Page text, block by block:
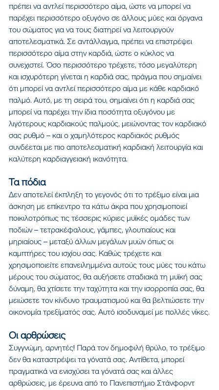
πρέπει να αντλεί περισσότερο αίμα, ώστε να μπορεί να
παρέχει περισσότερο οξυγόνο σε άλλους μύες και όργανα
του σώματος για να τους διατηρεί να λειτουργούν
αποτελεσματικά. Σε αντάλλαγμα, πρέπει να επιστρέψει
περισσότερο αίμα στην καρδιά, ώστε ο κύκλος να
συνεχιστεί. Όσο περισσότερο τρέχετε, τόσο μεγαλύτερη
και ισχυρότερη γίνεται η καρδιά σας, πράγμα που σημαίνει
ότι μπορεί να αντλεί περισσότερο αίμα με κάθε καρδιακό
παλμό. Αυτό, με τη σειρά του, σημαίνει ότι η καρδιά σας
μπορεί να παρέχει την ίδια ποσότητα οξυγόνου με
λιγότερους καρδιακούς παλμούς, μειώνοντας τον καρδιακό
σας ρυθμό – και ο χαμηλότερος καρδιακός ρυθμός
συνδέεται με πιο αποτελεσματική καρδιακή λειτουργία και
καλύτερη καρδιαγγειακή ικανότητα.
Τα πόδια
Δεν αποτελεί έκπληξη το γεγονός ότι το τρέξιμο είναι μια
άσκηση με επίκεντρο τα κάτω άκρα που χρησιμοποιεί
ποικιλοτρόπως τις τέσσερις κύριες μυϊκές ομάδες των
ποδιών – τετρακέφαλους, γάμπες, γλουτιαίους και
μηριαίους – μεταξύ άλλων μεγάλων μυών όπως οι
καμπτήρες του ισχίου σας. Καθώς τρέχετε και
χρησιμοποιείτε επανειλημμένα αυτούς τους μύες του κάτω
μέρους του σώματος, θα αυξήσετε σταδιακά τη μυϊκή σας
δύναμη, θα χτίσετε την ταχύτητα και την ισορροπία σας, θα
μειώσετε τον κίνδυνο τραυματισμού και θα βελτιώσετε την
οικονομία τρεξίματός σας. Αυτό ισοδυναμεί με πολλές νίκες.
Οι αρθρώσεις
Συγγνώμη, αρνητές! Παρά τον δημοφιλή θρύλο, το τρέξιμο
δεν θα καταστρέψει τα γόνατά σας. Αντίθετα, μπορεί
πραγματικά να ενισχύσει τα γόνατά σας και άλλες
αρθρώσεις, με έρευνα από το Πανεπιστήμιο Στάνφορντ